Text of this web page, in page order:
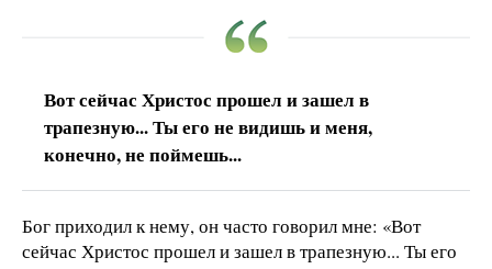
Вот сейчас Христос прошел и зашел в
трапезную... Ты его не видишь и меня,
конечно, не поймешь...
Бог приходил к нему, он часто говорил мне: «Вот
сейчас Христос прошел и зашел в трапезную... Ты его